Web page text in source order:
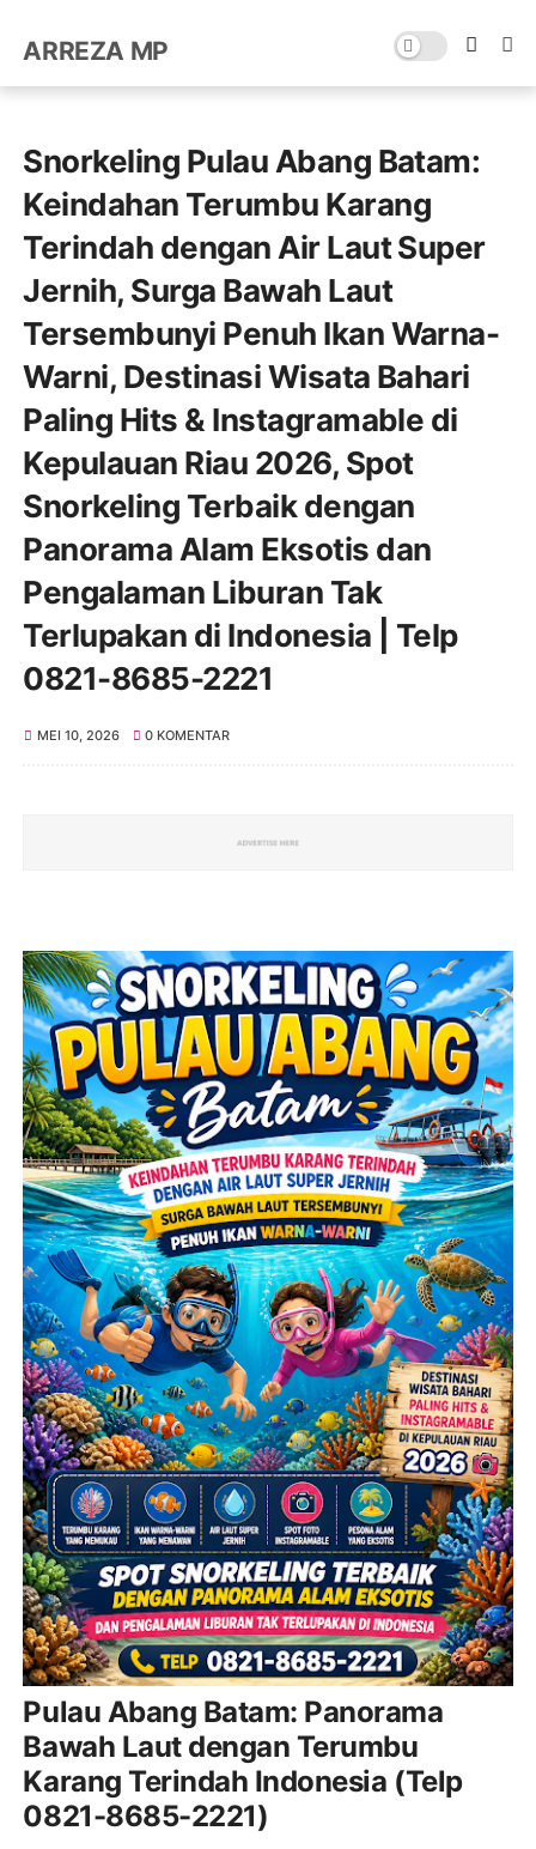
ARREZA MP
Snorkeling Pulau Abang Batam:
Keindahan Terumbu Karang
Terindah dengan Air Laut Super
Jernih, Surga Bawah Laut
Tersembunyi Penuh Ikan Warna-
Warni, Destinasi Wisata Bahari
Paling Hits & Instagramable di
Kepulauan Riau 2026, Spot
Snorkeling Terbaik dengan
Panorama Alam Eksotis dan
Pengalaman Liburan Tak
Terlupakan di Indonesia | Telp
0821-8685-2221
MEI 10, 2026 0 KOMENTAR
Pulau Abang Batam: Panorama
Bawah Laut dengan Terumbu
Karang Terindah Indonesia (Telp
0821-8685-2221)